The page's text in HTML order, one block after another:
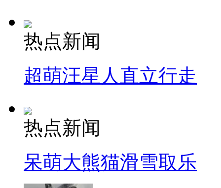
热点新闻
超萌汪星人直立行走
热点新闻
呆萌大熊猫滑雪取乐